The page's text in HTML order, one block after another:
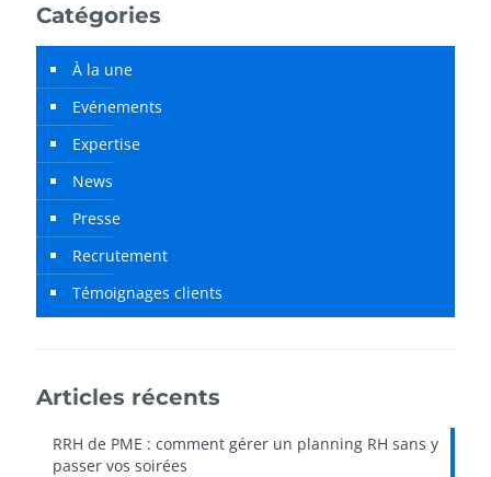
Catégories
À la une
Evénements
Expertise
News
Presse
Recrutement
Témoignages clients
Articles récents
RRH de PME : comment gérer un planning RH sans y
passer vos soirées